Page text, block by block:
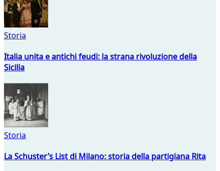
Storia
Italia unita e antichi feudi: la strana rivoluzione della
Sicilia
Storia
La Schuster’s List di Milano: storia della partigiana Rita